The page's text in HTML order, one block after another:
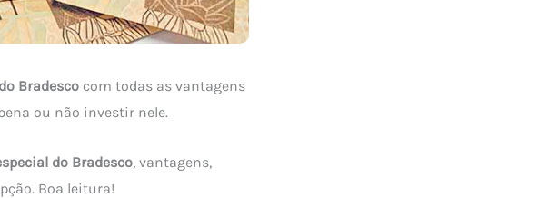
Bradesco com todas as vantagens
ou não investir nele.
do Bradesco, vantagens,
Boa leitura!